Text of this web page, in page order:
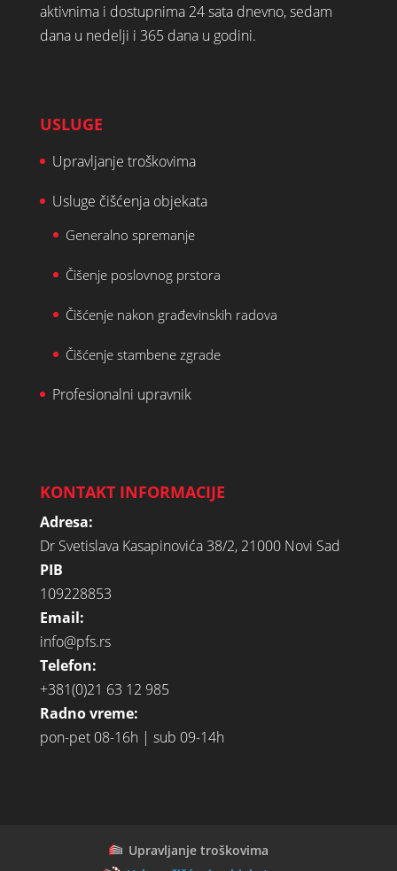
aktivnima i dostupnima 24 sata dnevno, sedam
dana u nedelji i 365 dana u godini.
USLUGE
Upravljanje troškovima
Usluge čišćenja objekata
Generalno spremanje
Čišenje poslovnog prstora
Čišćenje nakon građevinskih radova
Čišćenje stambene zgrade
Profesionalni upravnik
KONTAKT INFORMACIJE
Adresa:
Dr Svetislava Kasapinovića 38/2, 21000 Novi Sad
PIB
109228853
Email:
info@pfs.rs
Telefon:
+381(0)21 63 12 985
Radno vreme:
pon-pet 08-16h | sub 09-14h
Upravljanje troškovima